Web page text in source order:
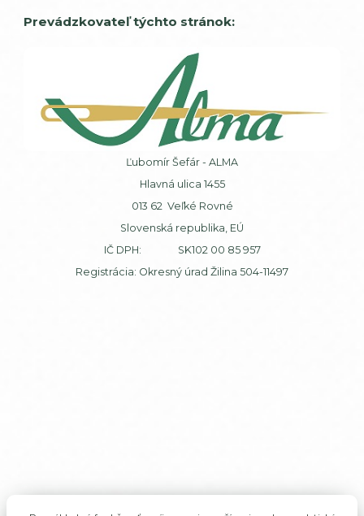
Prevádzkovateľ týchto stránok:
Ľubomír Šefár - ALMA
Hlavná ulica 1455
013 62 Veľké Rovné
Slovenská republika, EÚ
IČ DPH: SK102 00 85 957
Registrácia: Okresný úrad Žilina 504-11497